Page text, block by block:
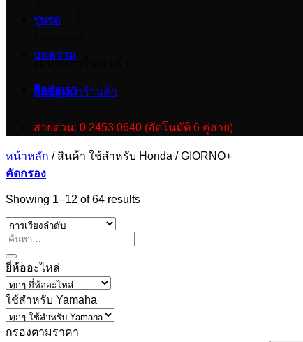
ไม่มีสินค้าในตะกร้า
กลับสู่หน้าร้านค้า
รุ่นรถ
บทความ
ติดต่อเรา
สายด่วน: 0 2453 0640 (อัตโนมัติ 6 คู่สาย)
หน้าหลัก /สินค้า ใช้สำหรับ Honda /GIORNO+
คัดกรอง
Showing 1–12 of 64 results
ยี่ห้ออะไหล่
ใช้สำหรับ Yamaha
กรองตามราคา